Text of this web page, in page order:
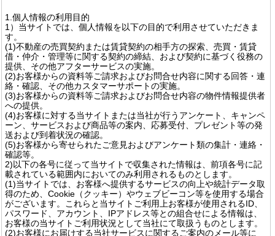
1.個人情報の利用目的
1）当サイトでは、個人情報を以下の目的で利用させていただきま
す。
(1)不動産の売買契約または賃貸契約の相手方の探索、売買・賃貸
借・仲介・管理等に関する契約の締結、および契約に基づく役務の
提供、その他アフターサービスの実施。
(2)お客様からの資料等ご請求およびお問合せ内容に関する回答・連
絡・確認、その他カスタマーサポートの実施。
(3)お客様からの資料等ご請求およびお問合せ内容の物件情報提供者
への提供。
(4)お客様に対する当サイトまたは当社が行うアンケート、キャンペ
ーン、サービスおよび商品等の案内、応募受付、プレゼント等の発
送および到着状況の確認。
(5)お客様から寄せられたご意見およびアンケート類の集計・連絡・
確認等。
2)以下の各号に従って当サイトで収集された情報は、前項各号に記
載されている範囲内においてのみ利用されるものとします。
(1)当サイトでは、お客様へ提供するサービスの向上や統計データ取
得のため、Cookie（クッキー）やウェブビーコン等を使用する場合
がございます。これらと当サイトご利用上お客様が使用されるID、
パスワード、アカウント、IPアドレス等との組合せによる情報は、
お客様の当サイトご利用状況として当社にて取扱うものとします。
(2)お客様にお届けする当社サービスに関するご案内のメール等に